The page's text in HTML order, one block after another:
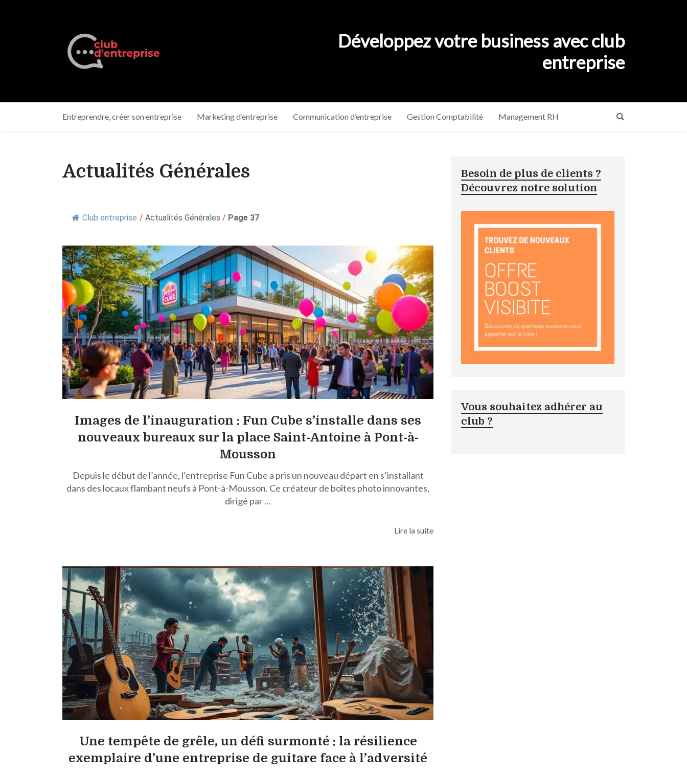
Développez votre business avec club
entreprise
Entreprendre, créer son entreprise Marketing d’entreprise Communication d’entreprise Gestion Comptabilité Management RH
Actualités Générales
Club entreprise / Actualités Générales / Page 37
Images de l’inauguration : Fun Cube s’installe dans ses
nouveaux bureaux sur la place Saint-Antoine à Pont-à-
Mousson
Depuis le début de l’année, l’entreprise Fun Cube a pris un nouveau départ en s’installant
dans des locaux flambant neufs à Pont-à-Mousson. Ce créateur de boîtes photo innovantes,
dirigé par …
Lire la suite
Une tempête de grêle, un défi surmonté : la résilience
exemplaire d’une entreprise de guitare face à l’adversité
Besoin de plus de clients ?
Découvrez notre solution
Vous souhaitez adhérer au
club ?